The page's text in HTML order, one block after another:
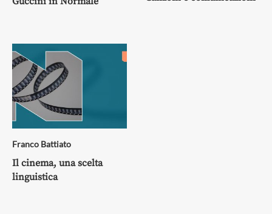
Franco Battiato
Il cinema, una scelta
linguistica